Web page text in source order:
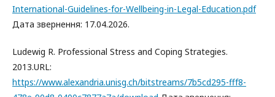
International-Guidelines-for-Wellbeing-in-Legal-Education.pdf
Дата звернення: 17.04.2026.
Ludewig R. Professional Stress and Coping Strategies.
2013.URL:
https://www.alexandria.unisg.ch/bitstreams/7b5cd295-fff8-